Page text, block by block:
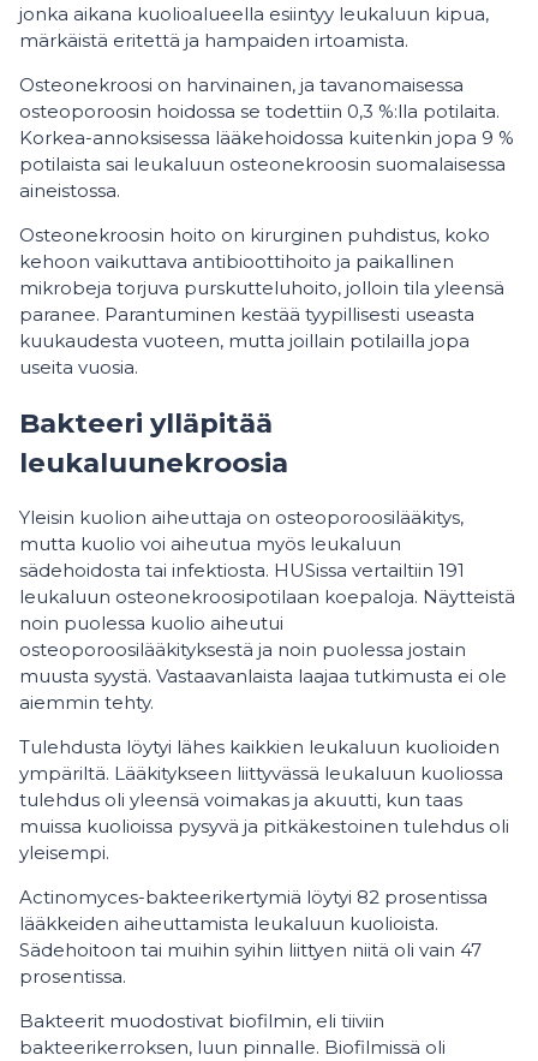
jonka aikana kuolioalueella esiintyy leukaluun kipua,
märkäistä eritettä ja hampaiden irtoamista.
Osteonekroosi on harvinainen, ja tavanomaisessa
osteoporoosin hoidossa se todettiin 0,3 %:lla potilaita.
Korkea-annoksisessa lääkehoidossa kuitenkin jopa 9 %
potilaista sai leukaluun osteonekroosin suomalaisessa
aineistossa.
Osteonekroosin hoito on kirurginen puhdistus, koko
kehoon vaikuttava antibioottihoito ja paikallinen
mikrobeja torjuva purskutteluhoito, jolloin tila yleensä
paranee. Parantuminen kestää tyypillisesti useasta
kuukaudesta vuoteen, mutta joillain potilailla jopa
useita vuosia.
Bakteeri ylläpitää
leukaluunekroosia
Yleisin kuolion aiheuttaja on osteoporoosilääkitys,
mutta kuolio voi aiheutua myös leukaluun
sädehoidosta tai infektiosta. HUSissa vertailtiin 191
leukaluun osteonekroosipotilaan koepaloja. Näytteistä
noin puolessa kuolio aiheutui
osteoporoosilääkityksestä ja noin puolessa jostain
muusta syystä. Vastaavanlaista laajaa tutkimusta ei ole
aiemmin tehty.
Tulehdusta löytyi lähes kaikkien leukaluun kuolioiden
ympäriltä. Lääkitykseen liittyvässä leukaluun kuoliossa
tulehdus oli yleensä voimakas ja akuutti, kun taas
muissa kuolioissa pysyvä ja pitkäkestoinen tulehdus oli
yleisempi.
Actinomyces-bakteerikertymiä löytyi 82 prosentissa
lääkkeiden aiheuttamista leukaluun kuolioista.
Sädehoitoon tai muihin syihin liittyen niitä oli vain 47
prosentissa.
Bakteerit muodostivat biofilmin, eli tiiviin
bakteerikerroksen, luun pinnalle. Biofilmissä oli